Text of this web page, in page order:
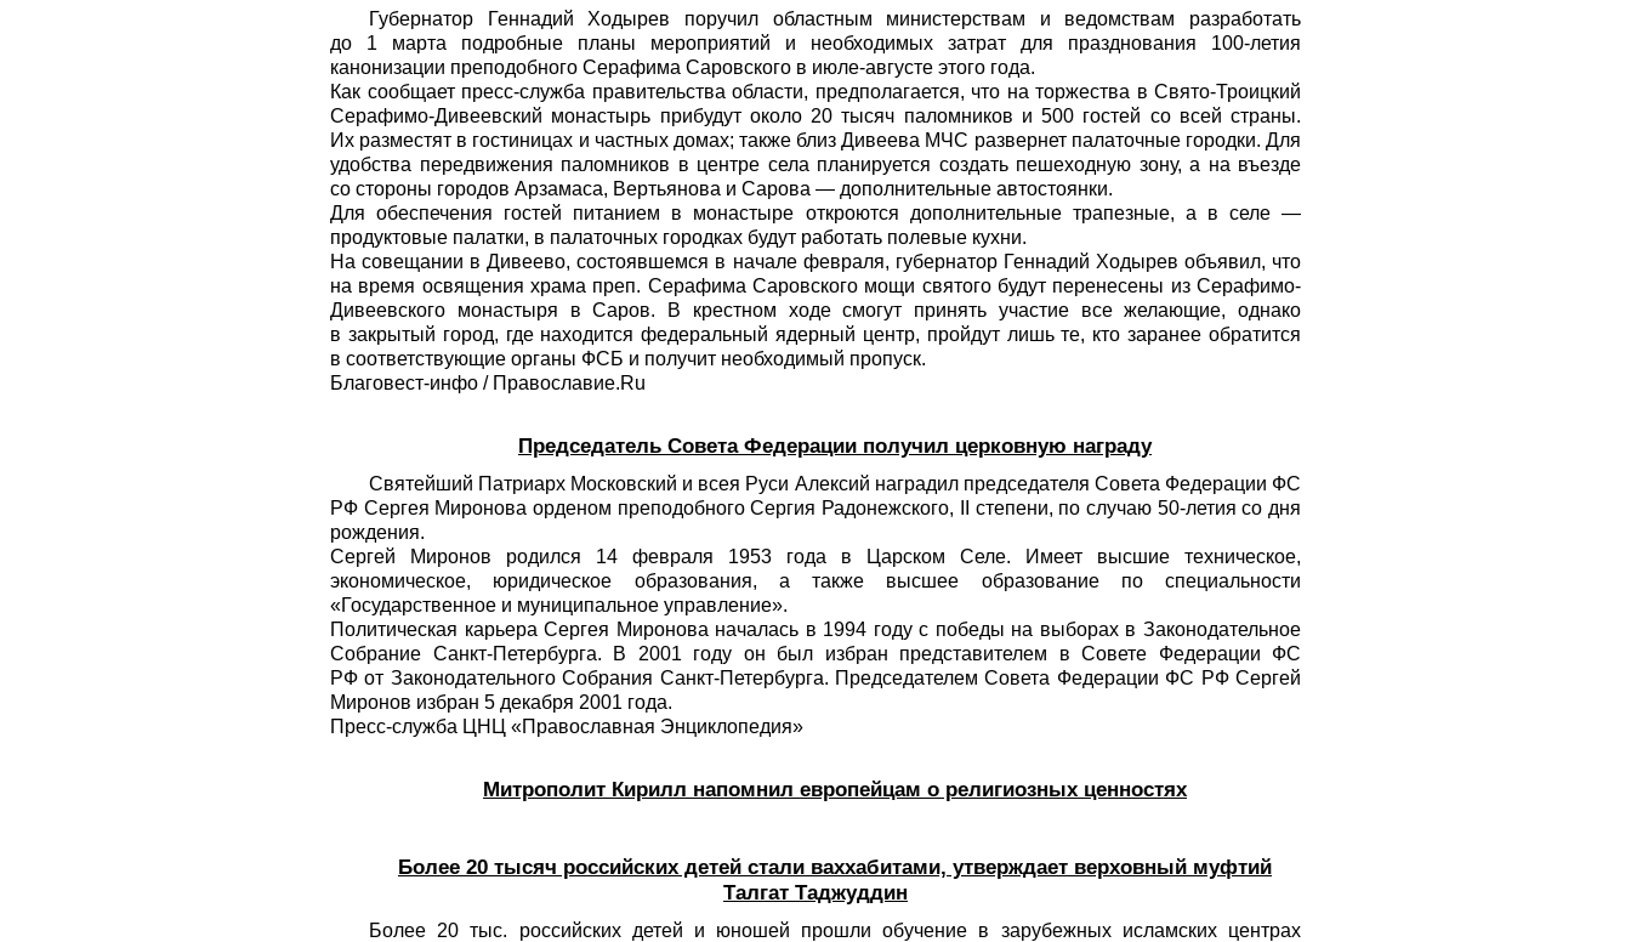
Губернатор Геннадий Ходырев поручил областным министерствам и ведомствам разработать
до 1 марта подробные планы мероприятий и необходимых затрат для празднования 100-летия
канонизации преподобного Серафима Саровского в июле-августе этого года.
Как сообщает пресс-служба правительства области, предполагается, что на торжества в Свято-Троицкий
Серафимо-Дивеевский монастырь прибудут около 20 тысяч паломников и 500 гостей со всей страны.
Их разместят в гостиницах и частных домах; также близ Дивеева МЧС развернет палаточные городки. Для
удобства передвижения паломников в центре села планируется создать пешеходную зону, а на въезде
со стороны городов Арзамаса, Вертьянова и Сарова — дополнительные автостоянки.
Для обеспечения гостей питанием в монастыре откроются дополнительные трапезные, а в селе —
продуктовые палатки, в палаточных городках будут работать полевые кухни.
На совещании в Дивеево, состоявшемся в начале февраля, губернатор Геннадий Ходырев объявил, что
на время освящения храма преп. Серафима Саровского мощи святого будут перенесены из Серафимо-
Дивеевского монастыря в Саров. В крестном ходе смогут принять участие все желающие, однако
в закрытый город, где находится федеральный ядерный центр, пройдут лишь те, кто заранее обратится
в соответствующие органы ФСБ и получит необходимый пропуск.
Благовест-инфо / Православие.Ru
Председатель Совета Федерации получил церковную награду
Святейший Патриарх Московский и всея Руси Алексий наградил председателя Совета Федерации ФС
РФ Сергея Миронова орденом преподобного Сергия Радонежского, II степени, по случаю 50-летия со дня
рождения.
Сергей Миронов родился 14 февраля 1953 года в Царском Селе. Имеет высшие техническое,
экономическое, юридическое образования, а также высшее образование по специальности
«Государственное и муниципальное управление».
Политическая карьера Сергея Миронова началась в 1994 году с победы на выборах в Законодательное
Собрание Санкт-Петербурга. В 2001 году он был избран представителем в Совете Федерации ФС
РФ от Законодательного Собрания Санкт-Петербурга. Председателем Совета Федерации ФС РФ Сергей
Миронов избран 5 декабря 2001 года.
Пресс-служба ЦНЦ «Православная Энциклопедия»
Митрополит Кирилл напомнил европейцам о религиозных ценностях
Более 20 тысяч российских детей стали ваххабитами, утверждает верховный муфтий
Талгат Таджуддин
Более 20 тыс. российских детей и юношей прошли обучение в зарубежных исламских центрах